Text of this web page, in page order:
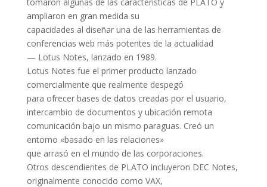
ampliaron en gran medida su
capacidades al diseñar una de las herramientas de
conferencias web más potentes de la actualidad
— Lotus Notes, lanzado en 1989.
Lotus Notes fue el primer producto lanzado
comercialmente que realmente despegó
para ofrecer bases de datos creadas por el usuario,
intercambio de documentos y ubicación remota
comunicación bajo un mismo paraguas. Creó un
entorno «basado en las relaciones»
que arrasó en el mundo de las corporaciones.
Otros descendientes de PLATO incluyeron DEC Notes,
originalmente conocido como VAX,